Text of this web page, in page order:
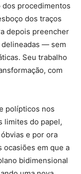
dos procedimentos
dos traços
depois preencher
— sem
Seu trabalho
com
polípticos nos
limites do papel,
e por ora
ocasiões em que a
bidimensional